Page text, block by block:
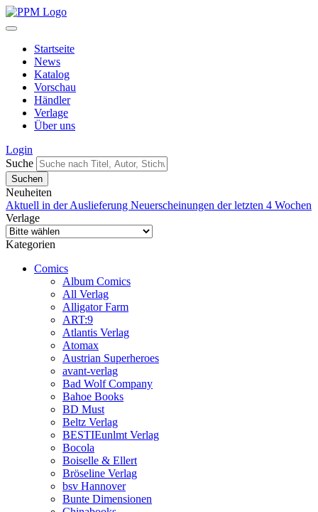
Startseite
News
Katalog
Vorschau
Händler
Verlage
Über uns
Login
Suche
Neuheiten
Aktuell in der Auslieferung Neuerscheinungen der letzten 4 Wochen
Verlage
Kategorien
Comics
Album Comics
All Verlag
Alligator Farm
ART:9
Atlantis Verlag
Atomax
Austrian Superheroes
avant-verlag
Bad Wolf Company
Bahoe Books
BD Must
Beltz Verlag
BESTIEunlmt Verlag
Bocola
Boiselle & Ellert
Bröseline Verlag
bsv Hannover
Bunte Dimensionen